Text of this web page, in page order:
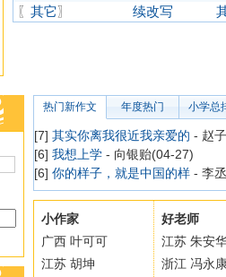
〖 其它〗 续改写
热门新作文 年度热门 小学总
[7] 其实你离我很近我亲爱的 - 赵
[6] 我想上学 - 向银贻(04-27)
[6] 你的样子，就是中国的样 - 李
小作家
广西 叶可可
江苏 胡坤
好老师
江苏 朱安
浙江 冯永